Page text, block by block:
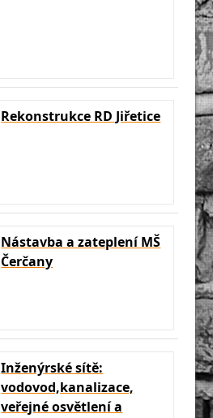
Rekonstrukce RD Jiřetice
Nástavba a zateplení MŠ
Čerčany
Inženýrské sítě:
vodovod,kanalizace,
veřejné osvětlení a